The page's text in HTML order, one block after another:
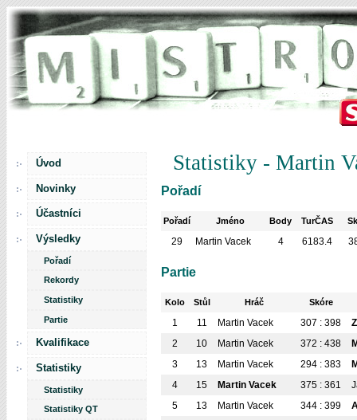
Úvod
Novinky
Účastníci
Výsledky
Pořadí
Rekordy
Statistiky
Partie
Kvalifikace
Statistiky
Statistiky
Statistiky QT
Statistiky - Martin
Pořadí
Pořadí Jméno Body TurČAS
29 Martin Vacek 4 6183.4
Partie
Kolo Stůl Hráč Skóre
1 11 Martin Vacek 307 : 398
2
10 Martin Vacek 372 : 438
3
13 Martin Vacek 294 : 383
4
15 Martin Vacek 375 : 361
5
13 Martin Vacek 344 : 399